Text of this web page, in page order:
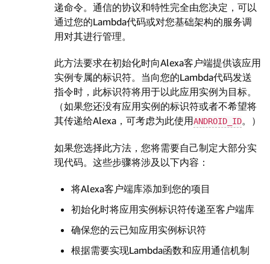
递命令。通信的协议和特性完全由您决定，可以
通过您的Lambda代码或对您基础架构的服务调
用对其进行管理。
此方法要求在初始化时向Alexa客户端提供该应用
实例专属的标识符。当向您的Lambda代码发送
指令时，此标识符将用于以此应用实例为目标。
（如果您还没有应用实例的标识符或者不希望将
其传递给Alexa，可考虑为此使用ANDROID_ID。）
如果您选择此方法，您将需要自己制定大部分实
现代码。这些步骤将涉及以下内容：
将Alexa客户端库添加到您的项目
初始化时将应用实例标识符传递至客户端库
确保您的云已知应用实例标识符
根据需要实现Lambda函数和应用通信机制